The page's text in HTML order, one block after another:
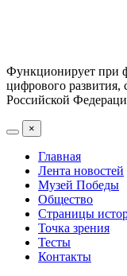
Функционирует при
цифрового
Российской
×
Главная
Лента новостей
Музей Победы
Общество
Страницы
Точка зрения
Тесты
Контакты